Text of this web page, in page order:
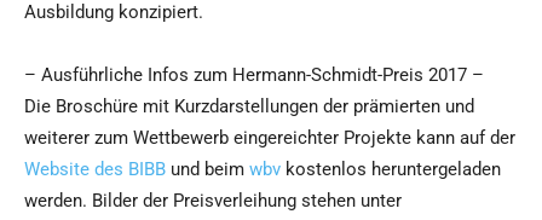
Ausbildung konzipiert.
– Ausführliche Infos zum Hermann-Schmidt-Preis 2017 –
Die Broschüre mit Kurzdarstellungen der prämierten und
weiterer zum Wettbewerb eingereichter Projekte kann auf der
Website des BIBB und beim wbv kostenlos heruntergeladen
werden. Bilder der Preisverleihung stehen unter